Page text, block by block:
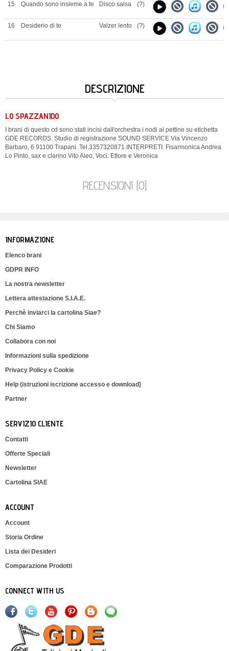
15 Quando sono insieme a te Disco salsa (?)
16 Desiderio di te Valzer lento (?)
DESCRIZIONE
LO SPAZZANIDO
I brani di questo cd sono stati incisi dall'orchestra i nodi al pettine su etichetta
GDE RECORDS. Studio di registrazione SOUND SERVICE Via Vincenzo
Barbaro, 6 91100 Trapani. Tel.3357320871.INTERPRETI: Fisarmonica Andrea
Lo Pinto, sax e clarino Vito Aleo, Voci: Ettore e Veronica
RECENSIONI (0)
INFORMAZIONE
Elenco brani
GDPR INFO
La nostra newsletter
Lettera attestazione S.I.A.E.
Perchè inviarci la cartolina Siae?
Chi Siamo
Collabora con noi
Informazioni sulla spedizione
Privacy Policy e Cookie
Help (istruzioni iscrizione accesso e download)
Partner
SERVIZIO CLIENTE
Contatti
Offerte Speciali
Newsletter
Cartolina SIAE
ACCOUNT
Account
Storia Ordine
Lista dei Desideri
Comparazione Prodotti
CONNECT WITH US